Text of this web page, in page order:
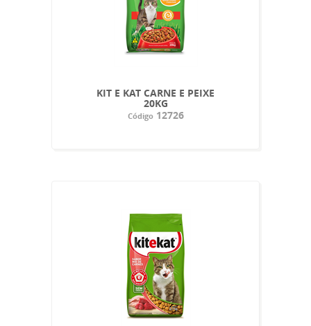
KIT E KAT CARNE E PEIXE
20KG
Código12726